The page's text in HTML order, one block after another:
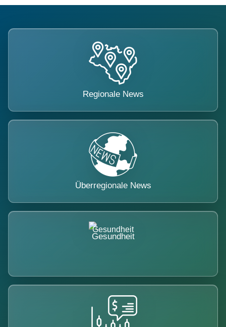
Regionale News
Überregionale News
Gesundheit